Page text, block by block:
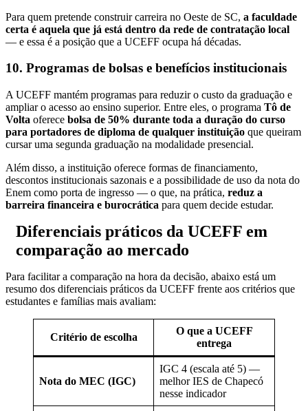
Para quem pretende construir carreira no Oeste de SC, a faculdade
certa é aquela que já está dentro da rede de contratação local
— e essa é a posição que a UCEFF ocupa há décadas.
10. Programas de bolsas e benefícios institucionais
A UCEFF mantém programas para reduzir o custo da graduação e
ampliar o acesso ao ensino superior. Entre eles, o programa Tô de
Volta oferece bolsa de 50% durante toda a duração do curso
para portadores de diploma de qualquer instituição que queiram
cursar uma segunda graduação na modalidade presencial.
Além disso, a instituição oferece formas de financiamento,
descontos institucionais sazonais e a possibilidade de uso da nota do
Enem como porta de ingresso — o que, na prática, reduz a
barreira financeira e burocrática para quem decide estudar.
Diferenciais práticos da UCEFF em
comparação ao mercado
Para facilitar a comparação na hora da decisão, abaixo está um
resumo dos diferenciais práticos da UCEFF frente aos critérios que
estudantes e famílias mais avaliam:
Critério de escolha
O que a UCEFF
entrega
Nota do MEC (IGC)
IGC 4 (escala até 5) —
melhor IES de Chapecó
nesse indicador